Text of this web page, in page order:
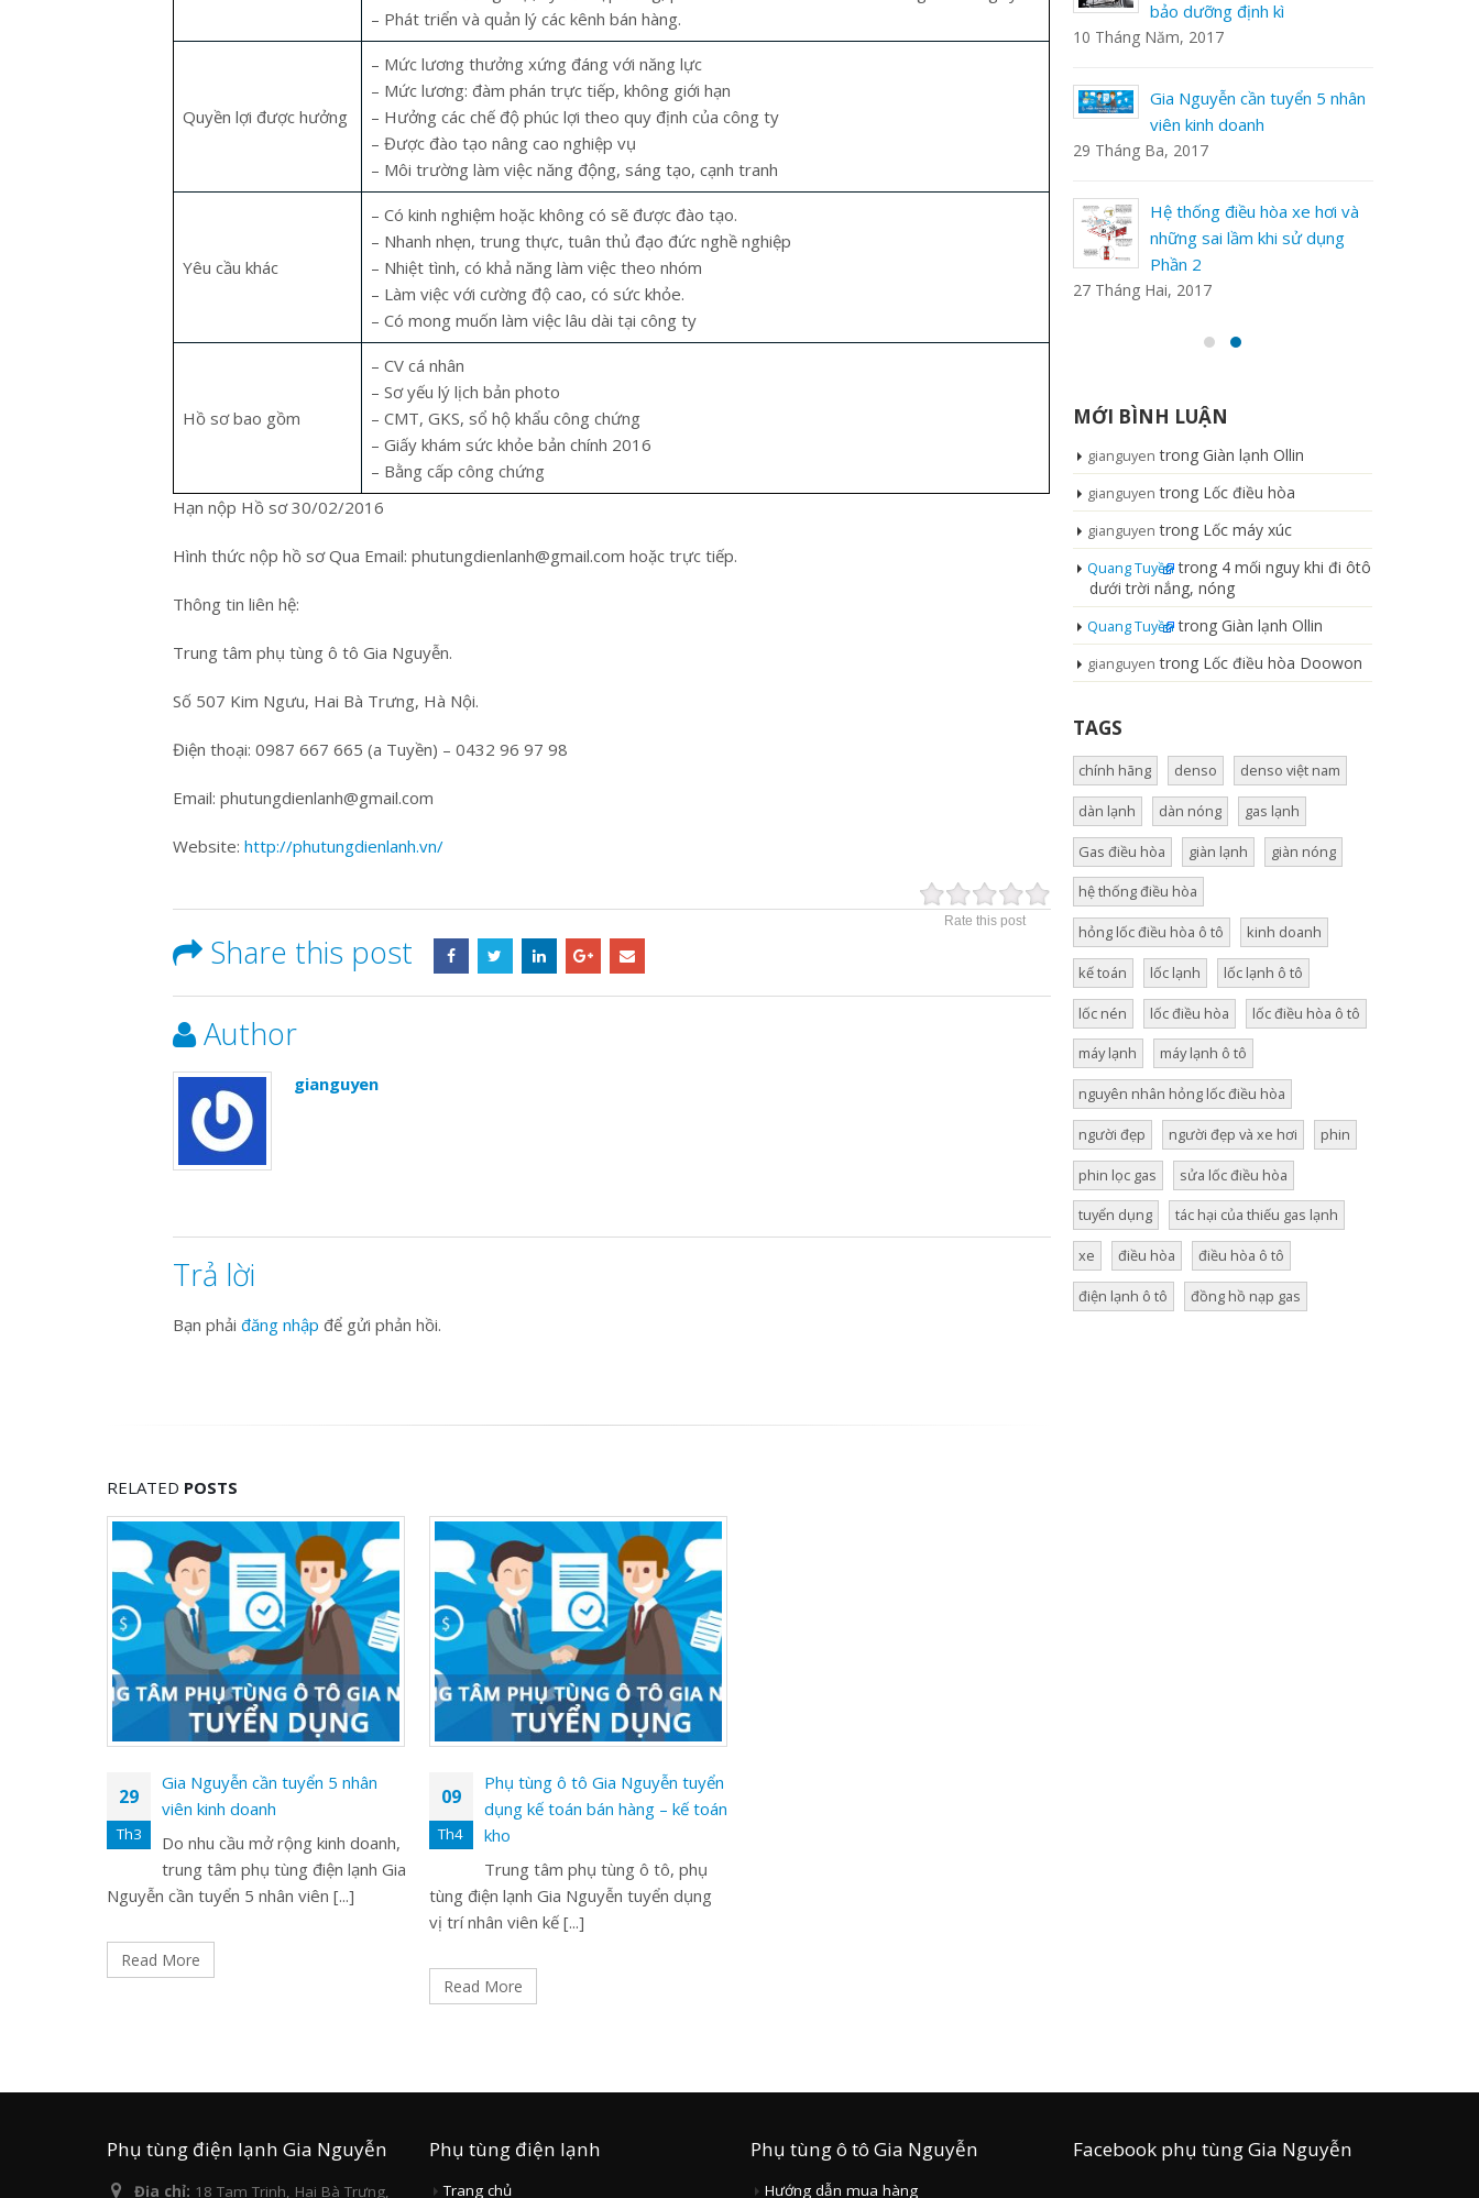
– Phát triển và quản lý các kênh bán hàng.
Quyền lợi được hưởng
– Mức lương thưởng xứng đáng với năng lực
– Mức lương: đàm phán trực tiếp, không giới hạn
– Hưởng các chế độ phúc lợi theo quy định của công ty
– Được đào tạo nâng cao nghiệp vụ
– Môi trường làm việc năng động, sáng tạo, cạnh tranh
Yêu cầu khác
– Có kinh nghiệm hoặc không có sẽ được đào tạo.
– Nhanh nhẹn, trung thực, tuân thủ đạo đức nghề nghiệp
– Nhiệt tình, có khả năng làm việc theo nhóm
– Làm việc với cường độ cao, có sức khỏe.
– Có mong muốn làm việc lâu dài tại công ty
Hồ sơ bao gồm
– CV cá nhân
– Sơ yếu lý lịch bản photo
– CMT, GKS, sổ hộ khẩu công chứng
– Giấy khám sức khỏe bản chính 2016
– Bằng cấp công chứng
Hạn nộp Hồ sơ 30/02/2016
Hình thức nộp hồ sơ Qua Email: phutungdienlanh@gmail.com hoặc trực tiếp.
Thông tin liên hệ:
Trung tâm phụ tùng ô tô Gia Nguyễn.
Số 507 Kim Ngưu, Hai Bà Trưng, Hà Nội.
Điện thoại: 0987 667 665 (a Tuyền) – 0432 96 97 98
Email: phutungdienlanh@gmail.com
Website: http://phutungdienlanh.vn/
Rate this post
Share this post
Author
gianguyen
Trả lời
Bạn phải đăng nhập để gửi phản hồi.
RELATED POSTS
29
Th3
Gia Nguyễn cần tuyển 5 nhân
viên kinh doanh
Do nhu cầu mở rộng kinh doanh,
trung tâm phụ tùng điện lạnh Gia
Nguyễn cần tuyển 5 nhân viên [...]
Read More
09
Th4
Phụ tùng ô tô Gia Nguyễn tuyển
dụng kế toán bán hàng – kế toán
kho
Trung tâm phụ tùng ô tô, phụ
tùng điện lạnh Gia Nguyễn tuyển dụng
vị trí nhân viên kế [...]
Read More
2019: Fan Việt thèm tăng áp
và chất Mỹ là vì lý do này đây
Những nguyên nhân khiến
Hỏng lốc điều hòa ô tô đến từ
đâu?
bảo dưỡng định kì
10 Tháng Năm, 2017
Gia Nguyễn cần tuyển 5 nhân
viên kinh doanh
29 Tháng Ba, 2017
Hệ thống điều hòa xe hơi và
những sai lầm khi sử dụng
Phần 2
27 Tháng Hai, 2017
và chất Mỹ là vì lý do này đây
3 Tháng Năm, 2019
bảo dưỡng định kì
10 Tháng Năm, 2017
Gia Nguyễn cần tuyển 5 nhân
viên kinh doanh
29 Tháng Ba, 2017
Hệ thống điều hòa xe hơi và
những sai lầm khi sử dụng
Phần 2
27 Tháng Hai, 2017
MỚI BÌNH LUẬN
gianguyen trong Giàn lạnh Ollin
gianguyen trong Lốc điều hòa
gianguyen trong Lốc máy xúc
Quang Tuyềntrong 4 mối nguy khi đi ôtô
dưới trời nắng, nóng
Quang Tuyềntrong Giàn lạnh Ollin
gianguyen trong Lốc điều hòa Doowon
TAGS
chính hãng denso denso việt nam
dàn lạnh dàn nóng gas lạnh
Gas điều hòa giàn lạnh giàn nóng
hệ thống điều hòa
hỏng lốc điều hòa ô tô kinh doanh
kế toán lốc lạnh lốc lạnh ô tô
lốc nén lốc điều hòa lốc điều hòa ô tô
máy lạnh máy lạnh ô tô
nguyên nhân hỏng lốc điều hòa
người đẹp người đẹp và xe hơi phin
phin lọc gas sửa lốc điều hòa
tuyển dụng tác hại của thiếu gas lạnh
xe điều hòa điều hòa ô tô
điện lạnh ô tô đồng hồ nạp gas
Phụ tùng điện lạnh Gia Nguyễn
Địa chỉ: 18 Tam Trinh, Hai Bà Trưng,
Phụ tùng điện lạnh
Trang chủ
Phụ tùng ô tô Gia Nguyễn
Hướng dẫn mua hàng
Facebook phụ tùng Gia Nguyễn